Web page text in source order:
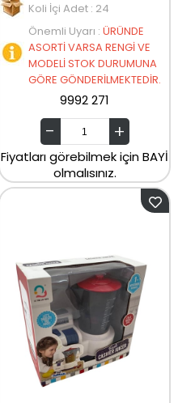
Koli İçi Adet : 24
Önemli Uyarı : ÜRÜNDE
ASORTİ VARSA RENGİ VE
MODELİ STOK DURUMUNA
GÖRE GÖNDERİLMEKTEDİR.
9992 271
Fiyatları görebilmek için BAYİ
olmalısınız.